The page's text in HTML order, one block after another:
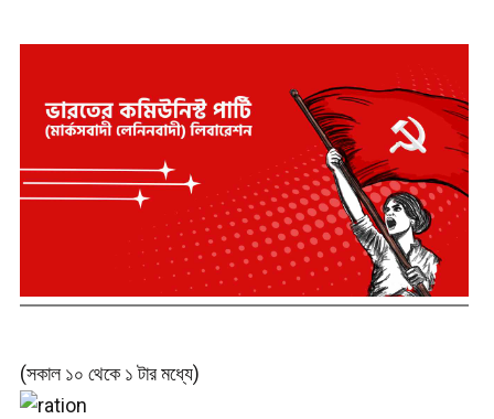
(সকাল ১০ থেকে ১ টার মধ্যে)